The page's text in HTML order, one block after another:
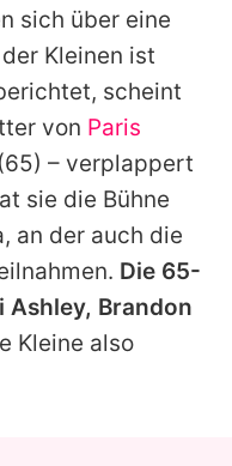
sich über eine
Kleinen ist
scheint
von Paris
(65) – verplappert
sie die Bühne
an der auch die
Die 65-
Ashley, Brandon
Kleine also